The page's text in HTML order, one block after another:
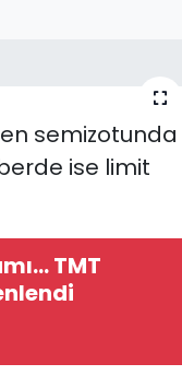
semizotunda
ise limit
TMT